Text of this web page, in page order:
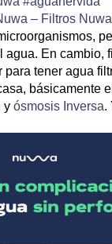
– Filtros Nuwa
En cambio,
tener agua
básicamente
y ósmosis Inversa.